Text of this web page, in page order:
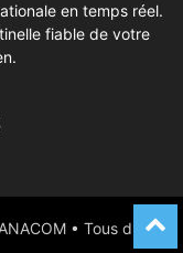
en temps réel.
fiable de votre
• Tous droits